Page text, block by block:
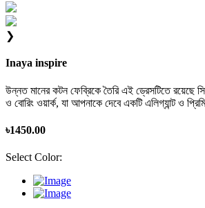
❯
Inaya inspire
উন্নত মানের কটন ফেব্রিকে তৈরি এই ড্রেসটিতে রয়েছে
ও বোরিং ওয়ার্ক, যা আপনাকে দেবে একটি এলিগ্যান্ট ও
৳1450.00
Select Color: